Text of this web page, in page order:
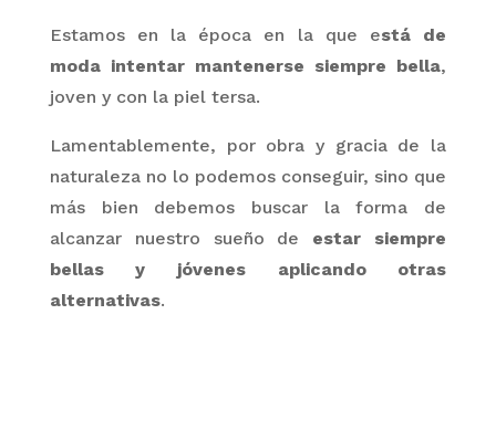
Estamos en la época en la que está de
moda intentar mantenerse siempre bella,
joven y con la piel tersa.
Lamentablemente, por obra y gracia de la
naturaleza no lo podemos conseguir, sino que
más bien debemos buscar la forma de
alcanzar nuestro sueño de estar siempre
bellas y jóvenes aplicando otras
alternativas.